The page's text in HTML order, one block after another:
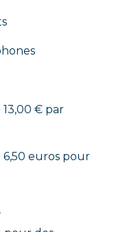
€ par
euros pour